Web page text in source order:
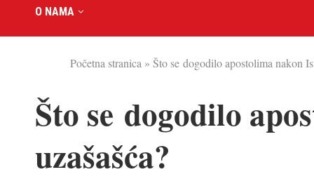
O NAMA
Početna stranica » Što se dogodilo apostolima nakon
Što se dogodilo
uzašašća?